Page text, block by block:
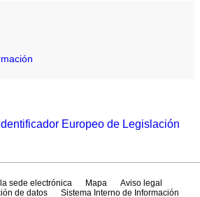
Identificador Europeo de Legislación
sede electrónica Mapa
Aviso legal
de datos Sistema Interno de Información